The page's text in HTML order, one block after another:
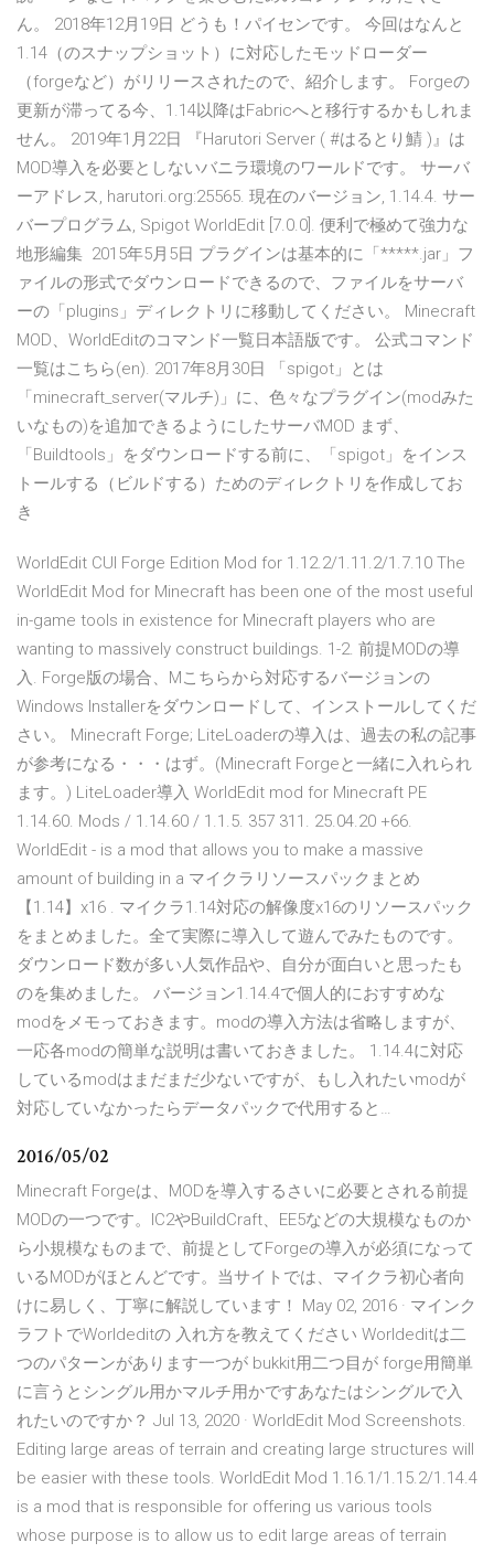
ん。 2018年12月19日 どうも！パイセンです。 今回はなんと
1.14（のスナップショット）に対応したモッドローダー
（forgeなど）がリリースされたので、紹介します。 Forgeの
更新が滞ってる今、1.14以降はFabricへと移行するかもしれま
せん。 2019年1月22日 『Harutori Server ( #はるとり鯖 )』は
MOD導入を必要としないバニラ環境のワールドです。 サーバ
ーアドレス, harutori.org:25565. 現在のバージョン, 1.14.4. サー
バープログラム, Spigot WorldEdit [7.0.0]. 便利で極めて強力な
地形編集 2015年5月5日 プラグインは基本的に「*****.jar」フ
ァイルの形式でダウンロードできるので、ファイルをサーバ
ーの「plugins」ディレクトリに移動してください。 Minecraft
MOD、WorldEditのコマンド一覧日本語版です。 公式コマンド
一覧はこちら(en). 2017年8月30日 「spigot」とは
「minecraft_server(マルチ)」に、色々なプラグイン(modみた
いなもの)を追加できるようにしたサーバMOD まず、
「Buildtools」をダウンロードする前に、「spigot」をインス
トールする（ビルドする）ためのディレクトリを作成してお
き
WorldEdit CUI Forge Edition Mod for 1.12.2/1.11.2/1.7.10 The
WorldEdit Mod for Minecraft has been one of the most useful
in-game tools in existence for Minecraft players who are
wanting to massively construct buildings. 1-2. 前提MODの導
入. Forge版の場合、Mこちらから対応するバージョンの
Windows Installerをダウンロードして、インストールしてくだ
さい。 Minecraft Forge; LiteLoaderの導入は、過去の私の記事
が参考になる・・・はず。(Minecraft Forgeと一緒に入れられ
ます。) LiteLoader導入 WorldEdit mod for Minecraft PE
1.14.60. Mods / 1.14.60 / 1.1.5. 357 311. 25.04.20 +66.
WorldEdit - is a mod that allows you to make a massive
amount of building in a マイクラリソースパックまとめ
【1.14】x16 . マイクラ1.14対応の解像度x16のリソースパック
をまとめました。全て実際に導入して遊んでみたものです。
ダウンロード数が多い人気作品や、自分が面白いと思ったも
のを集めました。 バージョン1.14.4で個人的におすすめな
modをメモっておきます。modの導入方法は省略しますが、
一応各modの簡単な説明は書いておきました。 1.14.4に対応
しているmodはまだまだ少ないですが、もし入れたいmodが
対応していなかったらデータパックで代用すると…
2016/05/02
Minecraft Forgeは、MODを導入するさいに必要とされる前提
MODの一つです。IC2やBuildCraft、EE5などの大規模なものか
ら小規模なものまで、前提としてForgeの導入が必須になって
いるMODがほとんどです。当サイトでは、マイクラ初心者向
けに易しく、丁寧に解説しています！ May 02, 2016 · マインク
ラフトでWorldeditの 入れ方を教えてください Worldeditは二
つのパターンがあります一つが bukkit用二つ目が forge用簡単
に言うとシングル用かマルチ用かですあなたはシングルで入
れたいのですか？ Jul 13, 2020 · WorldEdit Mod Screenshots.
Editing large areas of terrain and creating large structures will
be easier with these tools. WorldEdit Mod 1.16.1/1.15.2/1.14.4
is a mod that is responsible for offering us various tools
whose purpose is to allow us to edit large areas of terrain